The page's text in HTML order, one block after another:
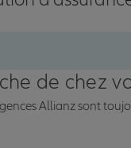
de chez
Allianz sont